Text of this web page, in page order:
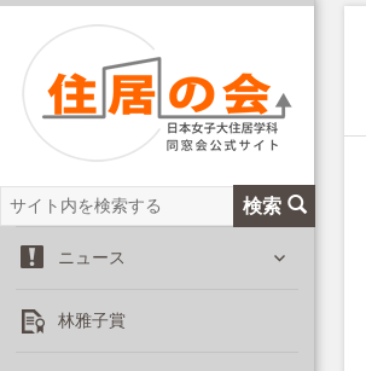
サ
イ
検索
ニュース
林雅子賞